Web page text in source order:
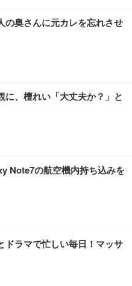
メッシュ ゲーミング/勉強/事
ンチェア (ブラック)
ア デスクチェア 疲れない テレ
ックレスト 30度ロッキング機
ポート 90度跳ね上げ式アーム
ンチェア (ホワイト)
ェア デスクチェア 肘なし メ
ーサポート付き 腰サポート ガ
回転 キャスター付き コンパク
27インチ 液晶モニタ
）VA 非光沢 HDMI/DisplayP
蔵 高さ調整 スイベル VESA対
FHD】GRAPHT THE S
24” Essential ゲーミン
ンチ 1ms FHD 量子ドット 残
ベーシック) 【Amazon.co.jp
イリスオーヤマ ペットシーツ
100枚入 (x 1) (ケース販売)
トシーツ 超厚型 お徳用 レギ
限定】
の奥さんに元カレを忘れさせ
に、檀れい「大丈夫か？」と
Note7の航空機内持ち込みを
ドラマで忙しい毎日！マッサ